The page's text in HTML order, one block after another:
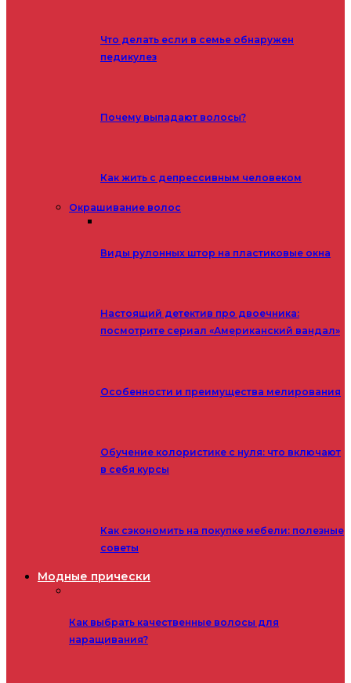
Что делать если в семье обнаружен
педикулез
Почему выпадают волосы?
Как жить с депрессивным человеком
Окрашивание волос
Виды рулонных штор на пластиковые окна
Настоящий детектив про двоечника:
посмотрите сериал «Американский вандал»
Особенности и преимущества мелирования
Обучение колористике с нуля: что включают
в себя курсы
Как сэкономить на покупке мебели: полезные
советы
Модные прически
Как выбрать качественные волосы для
наращивания?